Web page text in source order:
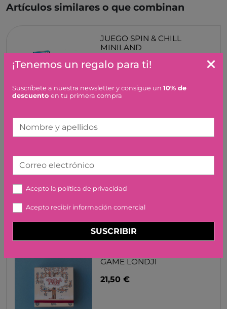
Artículos similares o que combinan
JUEGO SPIN & CHILL
MINILAND
14,90 €
LUDILO
11,99 €
GAME LONDJI
21,50 €
¡Tenemos un regalo para ti!
Suscríbete a nuestra newsletter y consigue un 10% de
descuento en tu primera compra
Nombre y apellidos
Correo electrónico
Acepto la política de privacidad
Acepto recibir información comercial
SUSCRIBIR